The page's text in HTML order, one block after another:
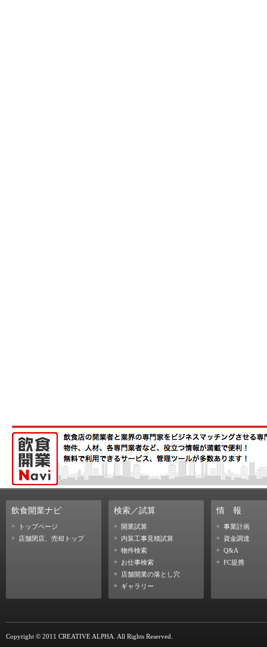
飲食開業ナビ
トップページ
店舗閉店、売却トップ
検索／試算
開業試算
内装工事見積試算
物件検索
お仕事検索
店舗開業の落とし穴
ギャラリー
情 報
事業計画
資金調達
Q&A
FC提携
Copyright © 2011 CREATIVE ALPHA. All Rights Reserved.